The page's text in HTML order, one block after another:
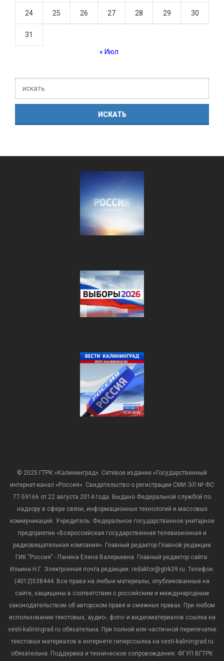
24 25 26 27 28 29 30
31
« Июл
© 2025 ГТРК «Калининград». Сетевое издание «Государственный
интернет-канал «Россия». Свидетельство о регистрации СМИ ЭЛ № ФС
77-59166 от 22 августа 2014 года. Выдано Федеральной службой по
надзору в сфере связи, информационных технологий и массовых
коммуникаций. Учредитель: Федеральное государственное унитарное
предприятие «Всероссийская государственная телевизионная и
радиовещательная компания». Главный редактор Главной редакции
ГИК "Россия" - Панина Елена Валерьевна. Главный редактор сайта:
Ильина Н.Г. Электронная почта редакции: redaktor@gtrk39.ru. Телефон:
(4012)538444. Все права на любые материалы, опубликованные на
сайте, защищены в соответствии с российским и международным
законодательством об авторском праве и смежных правах. При любом
использовании текстовых, аудио-, фото- и видеоматериалов ссылка на
vesti-kaliningrad.ru обязательна. При полной или частичной перепечатке
текстовых материалов в интернете гиперссылка на vesti-kaliningrad.ru
обязательна. Поддержка и техническое сопровождение: ФГУП ВГТРК